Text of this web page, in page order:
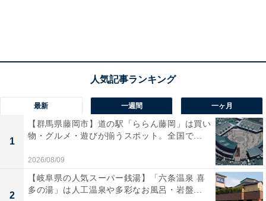
最新 一週間 一ヶ月
1
【群馬県藤岡市】道の駅「ららん藤岡」は買い
物・グルメ・遊びが揃うスポット。全国で...
2026/08/09
2
【岐阜県の人気スーパー銭湯】「六条温泉 喜
多の湯」は人工温泉や多彩なお風呂・岩盤...